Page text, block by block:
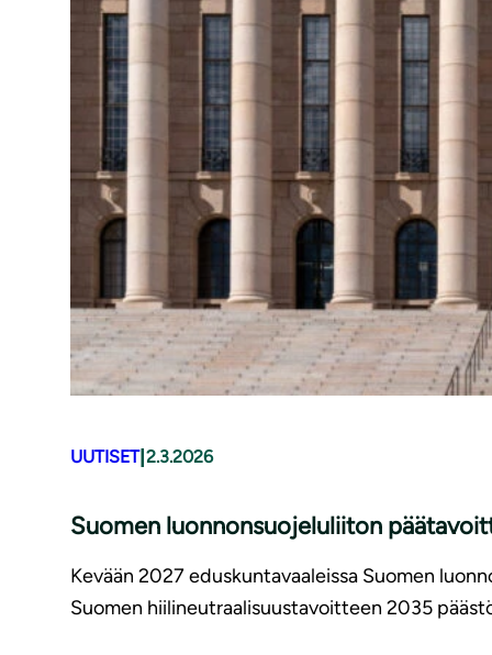
UUTISET|2.3.2026
Suomen luonnonsuojeluliiton
Kevään 2027 eduskuntavaaleissa Suomen
Suomen hiilineutraalisuustavoitteen 2035